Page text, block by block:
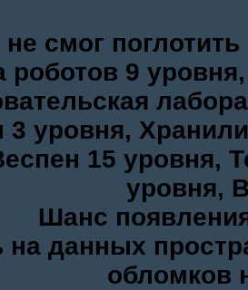
не смог
роботов 9
3 уровня,
15 уровня,
уровня,
Шанс
на данных
обломков